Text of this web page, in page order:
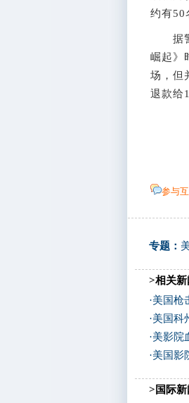
约有50
据警
崛起》
场，但
退款给
参与
专题：
>相关新
·美国枪
·美国科
·美影院
·美国影
>国际新